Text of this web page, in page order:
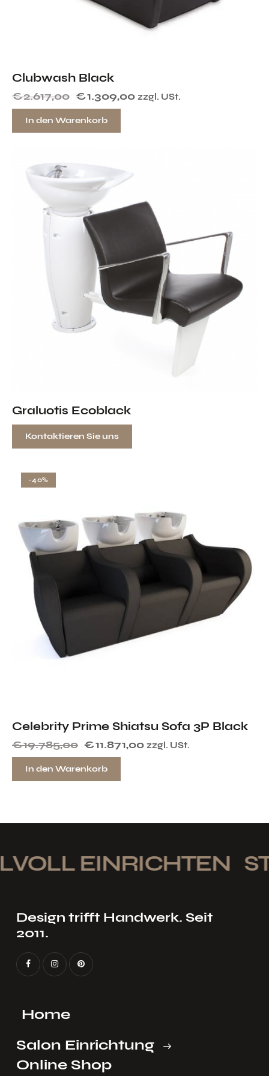
Clubwash Black
€2.617,00 €1.309,00 zzgl. USt.
In den Warenkorb
Graluotis Ecoblack
Kontaktieren Sie uns
-40%
Celebrity Prime Shiatsu Sofa 3P Black
€19.785,00 €11.871,00 zzgl. USt.
In den Warenkorb
EINRICHTEN
Design trifft Handwerk. Seit
2011.
Home
Salon Einrichtung
Online Shop